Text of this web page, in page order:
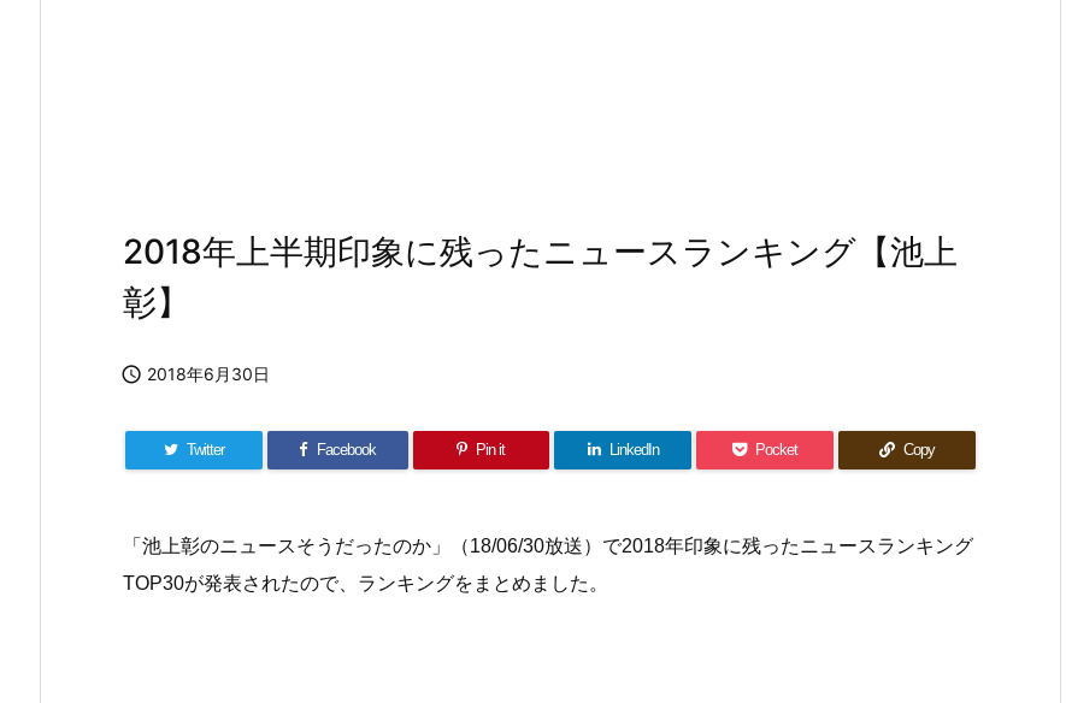
2018年上半期印象に残ったニュースランキング【池上
彰】
 2018年6月30日
Twitter Facebook Pin it LinkedIn Pocket Copy
「池上彰のニュースそうだったのか」（18/06/30放送）で2018年印象に残ったニュースランキング
TOP30が発表されたので、ランキングをまとめました。